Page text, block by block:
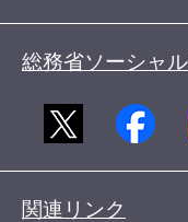
総務省ソーシャ
関連リンク